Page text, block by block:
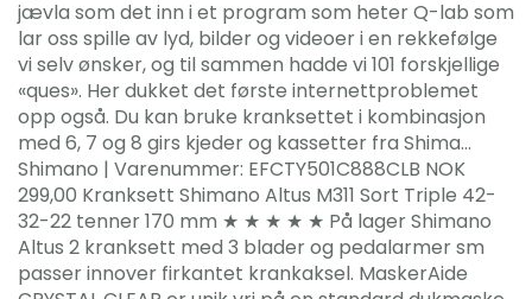
jævla som det inn i et program som heter Q-lab som
lar oss spille av lyd, bilder og videoer i en rekkefølge
vi selv ønsker, og til sammen hadde vi 101 forskjellige
«ques». Her dukket det første internettproblemet
opp også. Du kan bruke kranksettet i kombinasjon
med 6, 7 og 8 girs kjeder og kassetter fra Shima…
Shimano | Varenummer: EFCTY501C888CLB NOK
299,00 Kranksett Shimano Altus M311 Sort Triple 42-
32-22 tenner 170 mm ★ ★ ★ ★ ★ På lager Shimano
Altus 2 kranksett med 3 blader og pedalarmer sm
passer innover firkantet krankaksel. MaskerAide